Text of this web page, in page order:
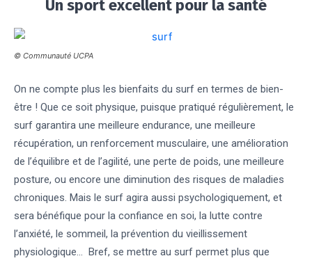
Un sport excellent pour la santé
© Communauté UCPA
On ne compte plus les bienfaits du surf en termes de bien-
être ! Que ce soit physique, puisque pratiqué régulièrement, le
surf garantira une meilleure endurance, une meilleure
récupération, un renforcement musculaire, une amélioration
de l’équilibre et de l’agilité, une perte de poids, une meilleure
posture, ou encore une diminution des risques de maladies
chroniques. Mais le surf agira aussi psychologiquement, et
sera bénéfique pour la confiance en soi, la lutte contre
l’anxiété, le sommeil, la prévention du vieillissement
physiologique… Bref, se mettre au surf permet plus que